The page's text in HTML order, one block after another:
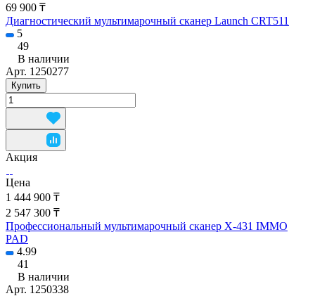
69 900 ₸
Диагностический мультимарочный сканер Launch CRT511
5
49
В наличии
Арт. 1250277
Купить
Акция
Цена
1 444 900 ₸
2 547 300 ₸
Профессиональный мультимарочный сканер X-431 IMMO
PAD
4.99
41
В наличии
Арт. 1250338